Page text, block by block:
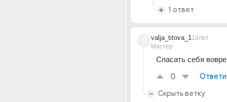
1 ответ
valja_titova_1
Мастер
10лет
Спасать себя
0
Скрыть ветку